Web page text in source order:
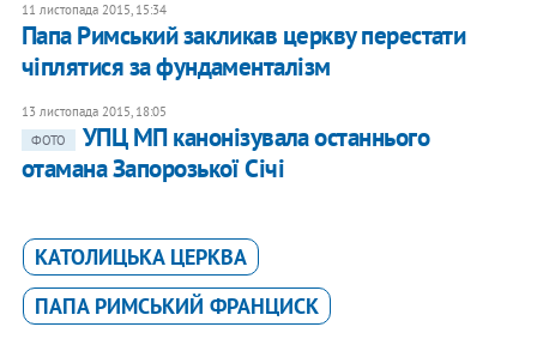
11 листопада 2015, 15:34
Папа Римський закликав церкву перестати
чіплятися за фундаменталізм
13 листопада 2015, 18:05
ФОТО
УПЦ МП канонізувала останнього
отамана Запорозької Січі
КАТОЛИЦЬКА ЦЕРКВА
ПАПА РИМСЬКИЙ ФРАНЦИСК